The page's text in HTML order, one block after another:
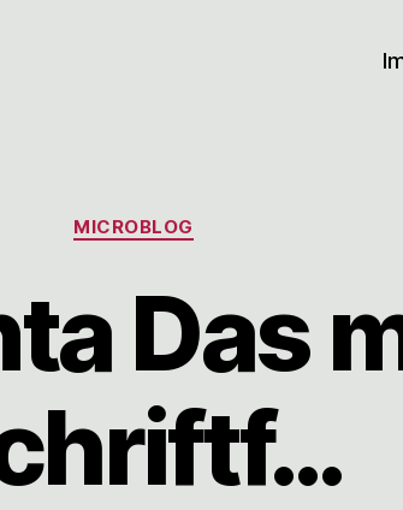
Kategorien
MICROBLOG
Das